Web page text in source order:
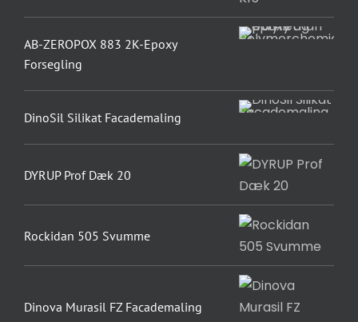
AB-ZEROPOX 883 2K-Epoxy
Forsegling
DinoSil Silikat Facademaling
DYRUP Prof Dæk 20
Rockidan 505 Svumme
Dinova Murasil FZ Facademaling